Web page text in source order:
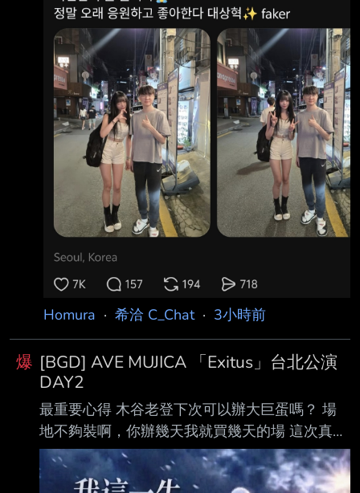
者付出的代價嗎 XD -- https://i
Homura · 希洽 C_Chat· 3小時前
爆 [BGD] AVE MUJICA 「Exitus」台北公演
DAY2
最重要心得 木谷老登下次可以辦大巨蛋嗎？ 場
地不夠裝啊，你辦幾天我就買幾天的場 這次真的
兩天都來的人才是大贏家 爽之後享受到更爽，我
只有來DAY2 覺得少爽一次，我虧了真的 從天球